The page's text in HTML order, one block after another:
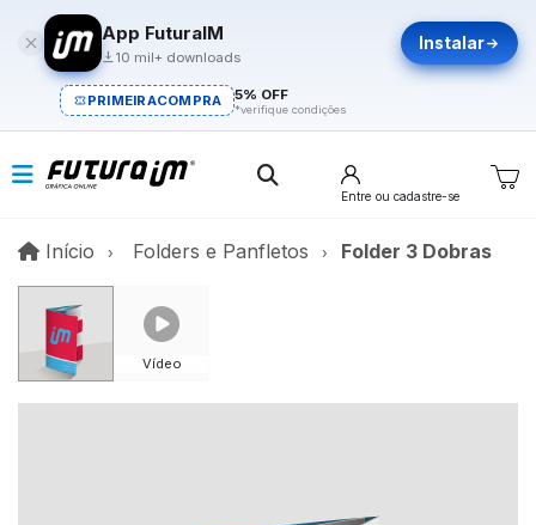
App FuturaIM
10 mil+ downloads
Instalar
PRIMEIRACOMPRA 5% OFF
*verifique condições
Entre ou cadastre-se
Início InícioFolders e Panfletos Folder 3 Dobras
Vídeo